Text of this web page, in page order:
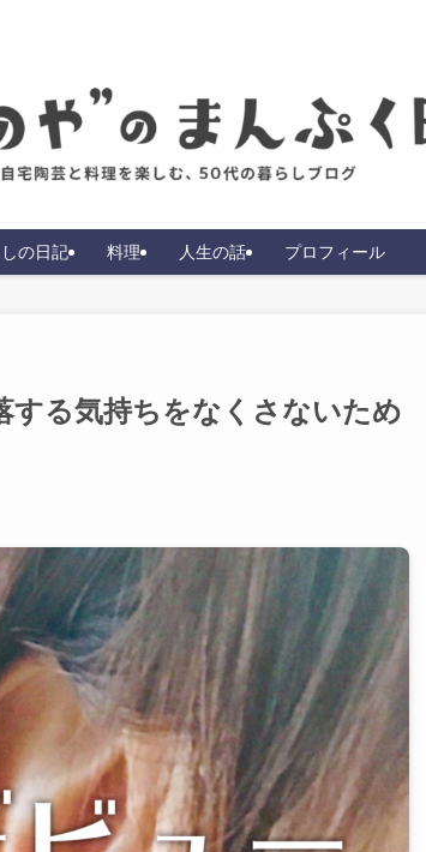
の日記 料理 人生の話 プロフィール
する気持ちをなくさないため